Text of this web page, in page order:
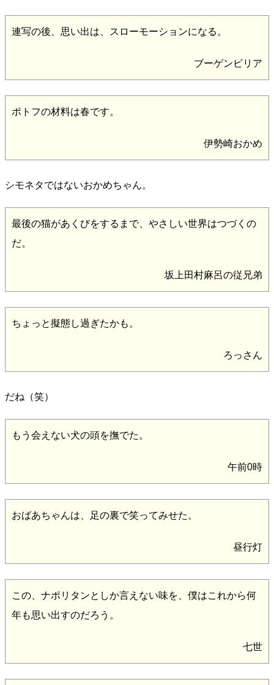
連写の後、思い出は、スローモーションになる。
ブーゲンビリア
ポトフの材料は春です。
伊勢崎おかめ
シモネタではないおかめちゃん。
最後の猫があくびをするまで、やさしい世界はつづくの
だ。
坂上田村麻呂の従兄弟
ちょっと擬態し過ぎたかも。
ろっさん
だね（笑）
もう会えない犬の頭を撫でた。
午前0時
おばあちゃんは、足の裏で笑ってみせた。
昼行灯
この、ナポリタンとしか言えない味を、僕はこれから何
年も思い出すのだろう。
七世